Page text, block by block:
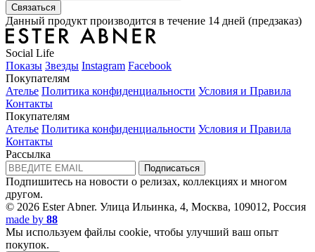
Связаться
Данный продукт производится в течение 14 дней (предзаказ)
Social Life
Показы Звезды Instagram Facebook
Покупателям
Ателье Политика конфиденциальности Условия и Правила
Контакты
Покупателям
Ателье Политика конфиденциальности Условия и Правила
Контакты
Рассылка
Подписаться
Подпишитесь на новости о релизах, коллекциях и многом
другом.
© 2026 Ester Abner. Улица Ильинка, 4, Москва, 109012, Россия
made by 88
Мы используем файлы cookie, чтобы улучший ваш опыт
покупок.